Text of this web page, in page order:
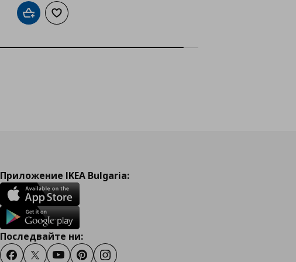
Добави в кошницата
Добави към списъка с любими
Приложение IKEA Bulgaria:
Последвайте ни:
FacebookTwitterYoutubePinterestInstagram